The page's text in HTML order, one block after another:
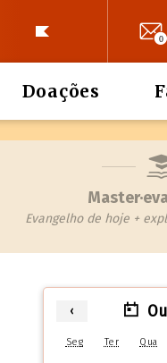
0
Doações
Evangelho de hoje +
‹
Seg Ter Qua